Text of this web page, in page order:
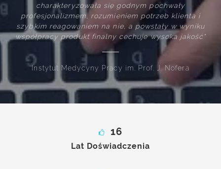
pochwały
klienta i
w wyniku
wysoka jakość"
J. Nofera
profesjonalnie i terminowo.
rozwiązania techniczne i logistyczne
oczekiwania merytoryczne oraz są
użytkownika systemu"
Mundipharma Polska
16
Lat Doświadczenia